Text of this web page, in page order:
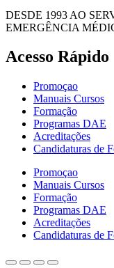
DESDE 1993 AO
EMERGÊNCIA
Acesso Rápido
Promoçao
Manuais Cursos
Formação
Programas DAE
Acreditações
Candidaturas de
Promoçao
Manuais Cursos
Formação
Programas DAE
Acreditações
Candidaturas de